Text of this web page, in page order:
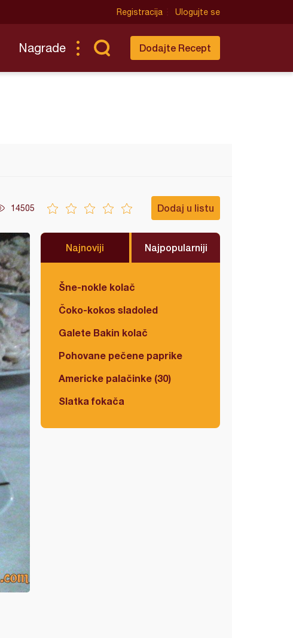
Registracija Ulogujte se
Nagrade Dodajte Recept
14505 Dodaj u listu
Najnoviji Najpopularniji
Šne-nokle kolač
Čoko-kokos sladoled
Galete Bakin kolač
Pohovane pečene paprike
Americke palačinke (30)
Slatka fokača